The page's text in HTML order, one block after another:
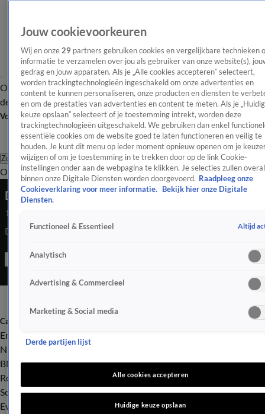
OverzichtAfleveringen Entertainment TV Algemeen
Tip
de redactieNieuwsbrief
Volg Shownieuws
Zoeken
OverzichtEntertainmentSpraakmakendRealityCrimeVideo's
De roerige periode van de Bauers
12 aug 2022, 21:23
De roerige periode van de Bauers
Categorieën
Entertainment
Nieuws
BN'ers
Royalty
Songfestival
Evenementen
Jouw cookievoorkeuren
Wij en onze 29 partners gebruiken cookies en vergelijkbare technieken
informatie te verzamelen over jou als gebruiker van onze website(s),
gedrag en jouw apparaten. Als je „Alle cookies accepteren” selecteert,
worden trackingtechnologieën ingeschakeld om onze advertenties en
content te kunnen personaliseren, onze producten en diensten te
en om de prestaties van advertenties en content te meten. Als je
keuze opslaan” selecteert of je toestemming intrekt, worden deze
trackingtechnologieën uitgeschakeld. We gebruiken dan enkel
essentiële cookies om de website goed te laten functioneren en veilig te
houden. Je kunt dit menu op ieder moment opnieuw openen om je
wijzigen of om je toestemming in te trekken door op de link Cookie-
instellingen onder aan de webpagina te klikken. Je selecties zullen overal
binnen onze Digitale Diensten worden doorgevoerd. Raadpleeg onze
Cookieverklaring voor meer informatie.
Bekijk hier onze Digitale
Diensten.
Functioneel & Essentieel Altijd
Analytisch
Advertising & Commercieel
Marketing & Social media
Derde partijen lijst
Alle cookies accepteren
Huidige keuze opslaan